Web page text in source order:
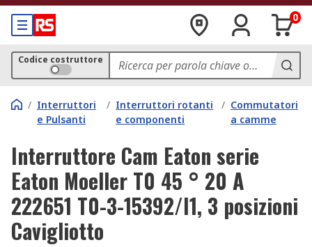
0
Codice costruttore
/ Interruttori
e Pulsanti
/ Interruttori rotanti
e componenti
/ Commutatori
a camme
Interruttore Cam Eaton serie
Eaton Moeller T0 45 ° 20 A
222651 T0-3-15392/I1, 3 posizioni
Cavigliotto